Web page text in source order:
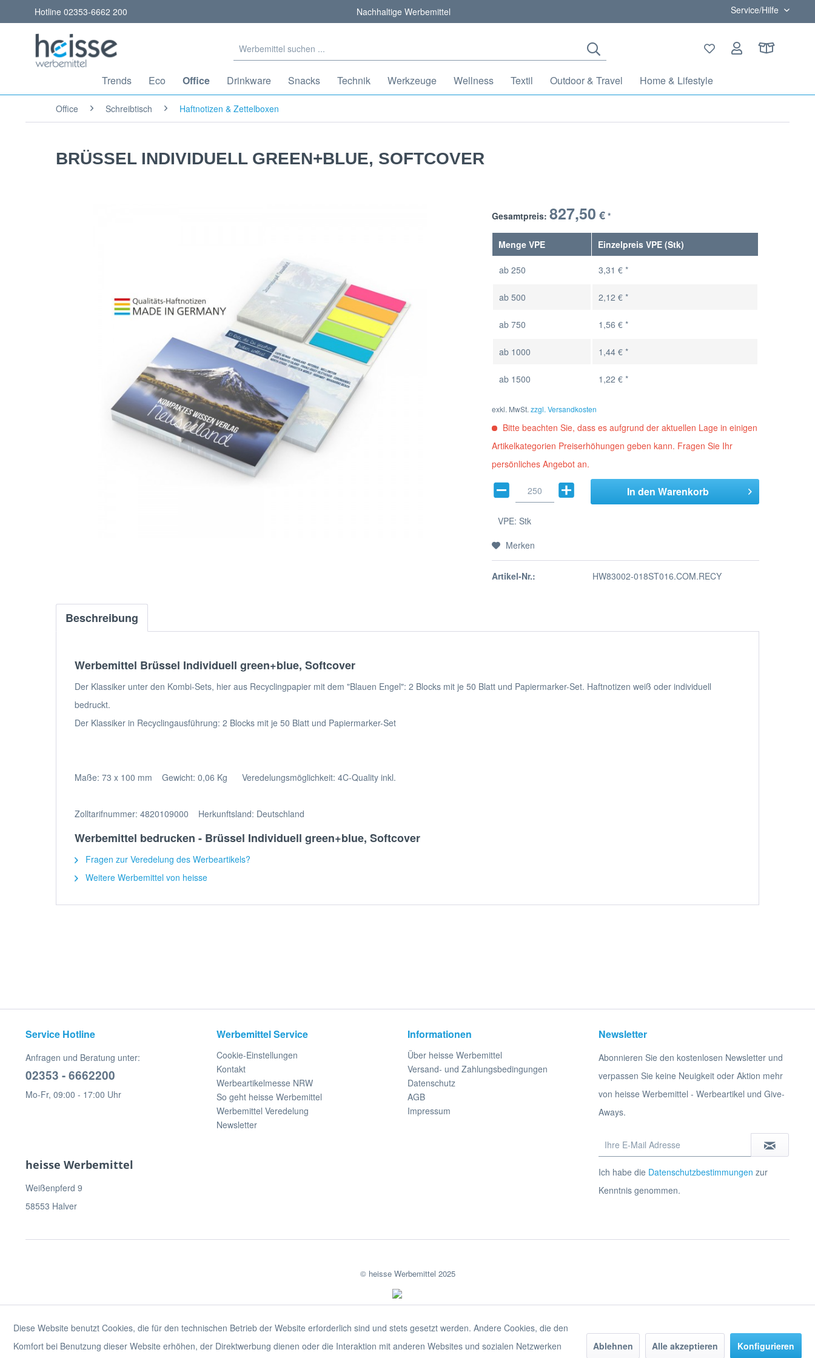
Hotline 02353-6662 200 Nachhaltige Werbemittel Service/Hilfe
Trends Eco Office Drinkware Snacks Technik Werkzeuge Wellness Textil Outdoor & Travel Home & Lifestyle
Office Schreibtisch Haftnotizen & Zettelboxen
BRÜSSEL INDIVIDUELL GREEN+BLUE, SOFTCOVER
Gesamtpreis:827,50 € *
Menge VPE Einzelpreis VPE (Stk)
ab250 3,31 € *
ab500 2,12 € *
ab750 1,56 € *
ab 1000 1,44 € *
ab 1500 1,22 € *
exkl. MwSt.zzgl. Versandkosten
Bitte beachten Sie, dass es aufgrund der aktuellen Lage in einigen
Artikelkategorien Preiserhöhungen geben kann. Fragen Sie Ihr
persönliches Angebot an.
VPE:Stk
In den Warenkorb
Merken
Artikel-Nr.: HW83002-018ST016.COM.RECY
Beschreibung
Werbemittel Brüssel Individuell green+blue, Softcover
Der Klassiker unter den Kombi-Sets, hier aus Recyclingpapier mit dem "Blauen Engel": 2 Blocks mit je 50 Blatt und Papiermarker-Set. Haftnotizen weiß oder individuell
bedruckt.
Der Klassiker in Recyclingausführung: 2 Blocks mit je 50 Blatt und Papiermarker-Set
Maße: 73 x 100 mm Gewicht: 0,06 Kg Veredelungsmöglichkeit: 4C-Quality inkl.
Zolltarifnummer: 4820109000 Herkunftsland: Deutschland
Werbemittel bedrucken - Brüssel Individuell green+blue, Softcover
Fragen zur Veredelung des Werbeartikels?
Weitere Werbemittel von heisse
Service Hotline
Anfragen und Beratung unter:
02353 - 6662200
Mo-Fr, 09:00 - 17:00 Uhr
heisse Werbemittel
Weißenpferd 9
58553 Halver
Werbemittel Service
Cookie-Einstellungen
Kontakt
Werbeartikelmesse NRW
So geht heisse Werbemittel
Werbemittel Veredelung
Newsletter
Informationen
Über heisse Werbemittel
Versand- und Zahlungsbedingungen
Datenschutz
AGB
Impressum
Newsletter
Abonnieren Sie den kostenlosen Newsletter und
verpassen Sie keine Neuigkeit oder Aktion mehr
von heisse Werbemittel - Werbeartikel und Give-
Aways.
Ich habe die Datenschutzbestimmungen zur
Kenntnis genommen.
© heisse Werbemittel 2025
Diese Website benutzt Cookies, die für den technischen Betrieb der Website erforderlich sind und stets gesetzt werden. Andere Cookies, die den
Komfort bei Benutzung dieser Website erhöhen, der Direktwerbung dienen oder die Interaktion mit anderen Websites und sozialen Netzwerken
Ablehnen Alle akzeptieren Konfigurieren